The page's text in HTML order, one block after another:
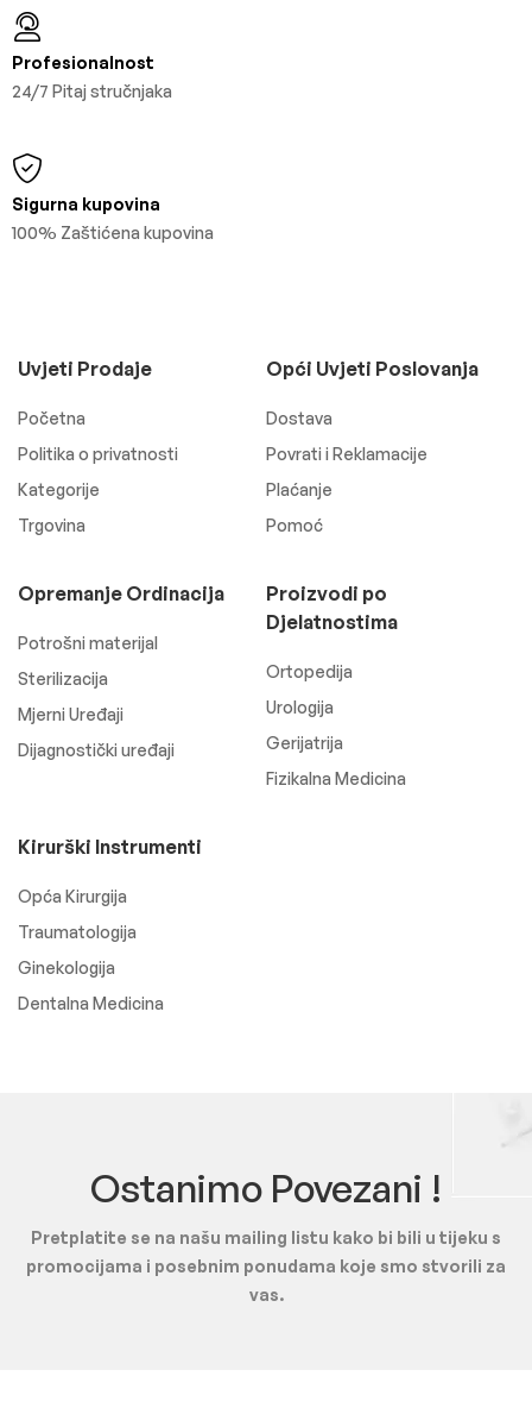
Profesionalnost
24/7 Pitaj stručnjaka
Sigurna kupovina
100% Zaštićena kupovina
Uvjeti Prodaje
Početna
Politika o privatnosti
Kategorije
Trgovina
Opći Uvjeti Poslovanja
Dostava
Povrati i Reklamacije
Plaćanje
Pomoć
Opremanje Ordinacija
Potrošni materijal
Sterilizacija
Mjerni Uređaji
Dijagnostički uređaji
Proizvodi po
Djelatnostima
Ortopedija
Urologija
Gerijatrija
Fizikalna Medicina
Kirurški Instrumenti
Opća Kirurgija
Traumatologija
Ginekologija
Dentalna Medicina
Ostanimo Povezani !
Pretplatite se na našu mailing listu kako bi bili u tijeku s
promocijama i posebnim ponudama koje smo stvorili za
vas.